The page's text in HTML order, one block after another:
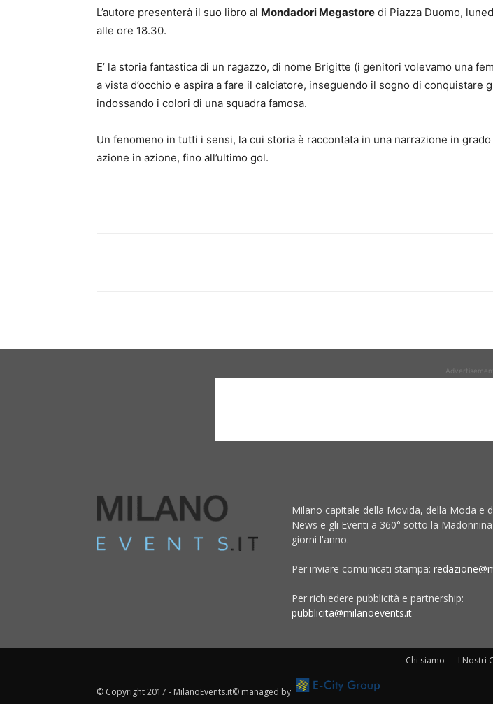
L’autore presenterà il suo libro al Mondadori Megastore di Piazza Duomo,
alle ore 18.30.
E’ la storia fantastica di un ragazzo, di nome Brigitte (i genitori volevamo una
a vista d’occhio e aspira a fare il calciatore, inseguendo il sogno di conquistare
indossando i colori di una squadra famosa.
Un fenomeno in tutti i sensi, la cui storia è raccontata in una narrazione in
azione in azione, fino all’ultimo gol.
Advertisement
Milano capitale della Movida, della Moda e
News e gli Eventi a 360° sotto la
giorni l'anno.
Per inviare comunicati stampa:
Per richiedere pubblicità e partnership:
pubblicita@milanoevents.it
Chi siamo I Nostri
© Copyright 2017 - MilanoEvents.it© managed by